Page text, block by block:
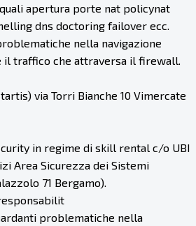
apertura porte nat policynat
dns doctoring failover ecc.
nella navigazione
il traffico che attraversa il firewall.
via Torri Bianche 10 Vimercate
in regime di skill rental c/o UBI
Area Sicurezza dei Sistemi
71 Bergamo).
problematiche nella